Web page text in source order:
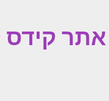
קידס